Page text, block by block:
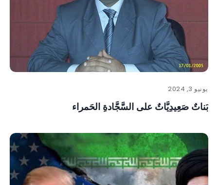
يونيو 3, 2024
بَناتٌ صَعِيدِيَّاتٌ على السَّجَّادةِ الحَمراء